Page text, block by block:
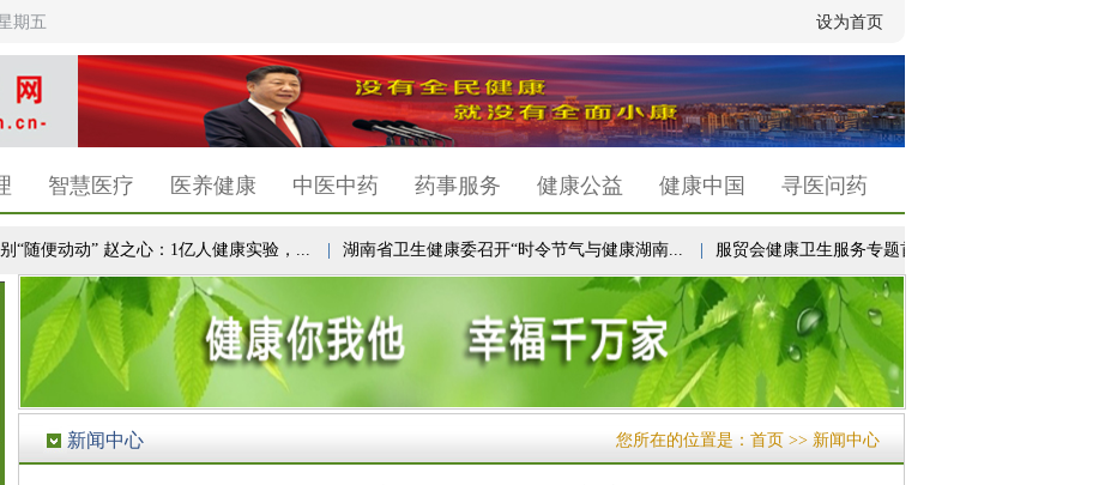
期五 设为首页
智慧医疗 医养健康 中医中药 药事服务 健康公益 健康中国 寻医问药
随便动动” 赵之心：1亿人健康实验，... | 湖南省卫生健康委召开“时令节气与健康湖南... | 服贸会健康卫生服务专题首次设立“未来医疗...
新闻中心 您所在的位置是： 首页 >> 新闻中心